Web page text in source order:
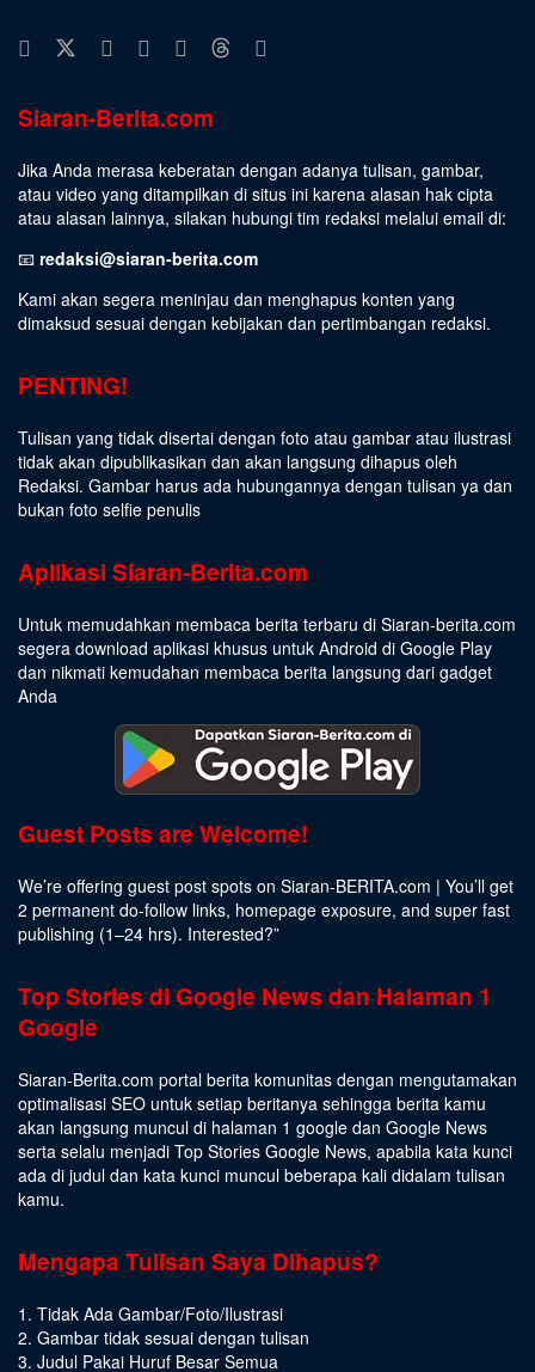
Siaran-Berita.com
Jika Anda merasa keberatan dengan adanya tulisan, gambar,
atau video yang ditampilkan di situs ini karena alasan hak cipta
atau alasan lainnya, silakan hubungi tim redaksi melalui email di:
📧 redaksi@siaran-berita.com
Kami akan segera meninjau dan menghapus konten yang
dimaksud sesuai dengan kebijakan dan pertimbangan redaksi.
PENTING!
Tulisan yang tidak disertai dengan foto atau gambar atau ilustrasi
tidak akan dipublikasikan dan akan langsung dihapus oleh
Redaksi. Gambar harus ada hubungannya dengan tulisan ya dan
bukan foto selfie penulis
Aplikasi Siaran-Berita.com
Untuk memudahkan membaca berita terbaru di Siaran-berita.com
segera download aplikasi khusus untuk Android di Google Play
dan nikmati kemudahan membaca berita langsung dari gadget
Anda
Guest Posts are Welcome!
We’re offering guest post spots on Siaran-BERITA.com | You’ll get
2 permanent do-follow links, homepage exposure, and super fast
publishing (1–24 hrs). Interested?”
Top Stories di Google News dan Halaman 1
Google
Siaran-Berita.com portal berita komunitas dengan mengutamakan
optimalisasi SEO untuk setiap beritanya sehingga berita kamu
akan langsung muncul di halaman 1 google dan Google News
serta selalu menjadi Top Stories Google News, apabila kata kunci
ada di judul dan kata kunci muncul beberapa kali didalam tulisan
kamu.
Mengapa Tulisan Saya Dihapus?
1. Tidak Ada Gambar/Foto/Ilustrasi
2. Gambar tidak sesuai dengan tulisan
3. Judul Pakai Huruf Besar Semua